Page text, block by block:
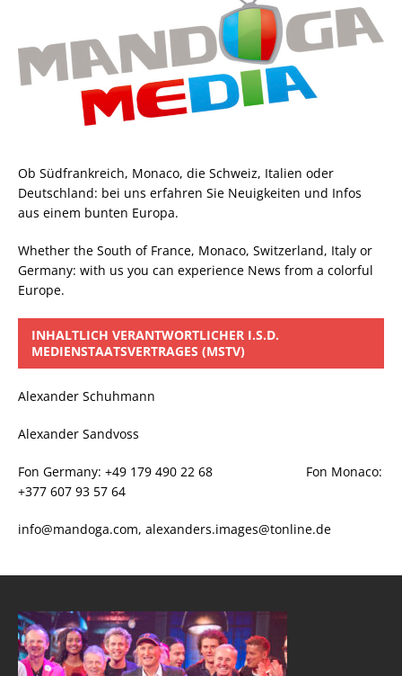
Ob Südfrankreich, Monaco, die Schweiz, Italien oder
Deutschland: bei uns erfahren Sie Neuigkeiten und Infos
aus einem bunten Europa.
Whether the South of France, Monaco, Switzerland, Italy or
Germany: with us you can experience News from a colorful
Europe.
INHALTLICH VERANTWORTLICHER I.S.D.
MEDIENSTAATSVERTRAGES (MSTV)
Alexander Schuhmann
Alexander Sandvoss
Fon Germany: +49 179 490 22 68 Fon Monaco:
+377 607 93 57 64
info@mandoga.com, alexanders.images@tonline.de